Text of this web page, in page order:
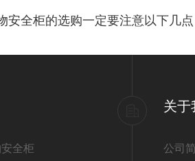
安全柜的选购一定要注意以下几点
全柜
关于
公司